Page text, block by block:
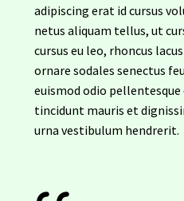
Termos e Condições
adipiscing erat id cursus
netus aliquam tellus, ut
cursus eu leo, rhoncus
ornare sodales senectus
euismod odio
tincidunt mauris et
urna vestibulum hendrerit.